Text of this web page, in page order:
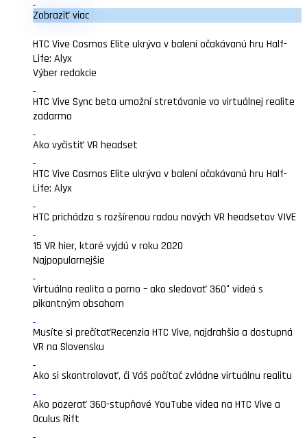
Zobraziť viac
HTC Vive Cosmos Elite ukrýva v balení očakávanú hru Half-
Life: Alyx
Výber redakcie
HTC Vive Sync beta umožní stretávanie vo virtuálnej realite
zadarmo
Ako vyčistiť VR headset
HTC Vive Cosmos Elite ukrýva v balení očakávanú hru Half-
Life: Alyx
HTC prichádza s rozšírenou radou nových VR headsetov VIVE
15 VR hier, ktoré vyjdú v roku 2020
Najpopularnejšie
Virtuálna realita a porno – ako sledovať 360° videá s
pikantným obsahom
Musíte si prečítaťRecenzia HTC Vive, najdrahšia a dostupná
VR na Slovensku
Ako si skontrolovať, či Váš počítač zvládne virtuálnu realitu
Ako pozerať 360-stupňové YouTube videa na HTC Vive a
Oculus Rift